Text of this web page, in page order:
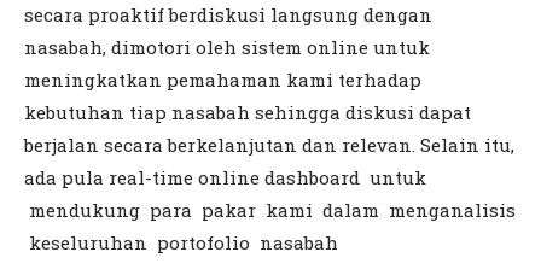
secara proaktif berdiskusi langsung dengan
nasabah, dimotori oleh sistem online untuk
meningkatkan pemahaman kami terhadap
kebutuhan tiap nasabah sehingga diskusi dapat
berjalan secara berkelanjutan dan relevan. Selain itu,
ada pula real-time online dashboard untuk
mendukung para pakar kami dalam menganalisis
keseluruhan portofolio nasabah